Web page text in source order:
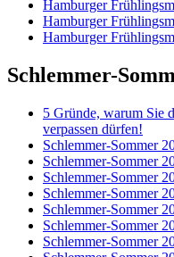
Hamburger
Hamburger
Hamburger
Schlemmer-
5 Gründe, warum Sie
verpassen dürfen!
Schlemmer-Sommer
Schlemmer-Sommer
Schlemmer-Sommer
Schlemmer-Sommer
Schlemmer-Sommer
Schlemmer-Sommer
Schlemmer-Sommer